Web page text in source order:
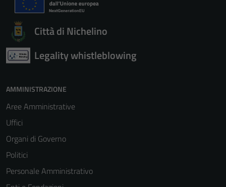
Città di Nichelino
Legality whistleblowing
AMMINISTRAZIONE
Aree Amministrative
Uffici
Organi di Governo
Politici
Personale Amministrativo